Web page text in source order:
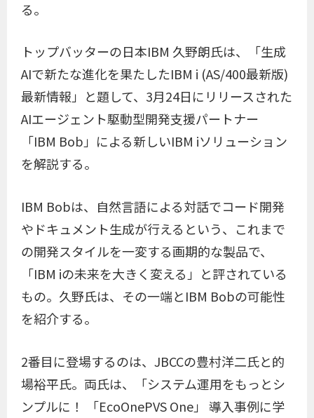
る。
トップバッターの日本IBM 久野朗氏は、「生成
AIで新たな進化を果たしたIBM i (AS/400最新版)
最新情報」と題して、3月24日にリリースされた
AIエージェント駆動型開発支援パートナー
「IBM Bob」による新しいIBM iソリューション
を解説する。
IBM Bobは、自然言語による対話でコード開発
やドキュメント生成が行えるという、これまで
の開発スタイルを一変する画期的な製品で、
「IBM iの未来を大きく変える」と評されている
もの。久野氏は、その一端とIBM Bobの可能性
を紹介する。
2番目に登場するのは、JBCCの豊村洋二氏と的
場裕平氏。両氏は、「システム運用をもっとシ
ンプルに！ 「EcoOnePVS One」 導入事例に学